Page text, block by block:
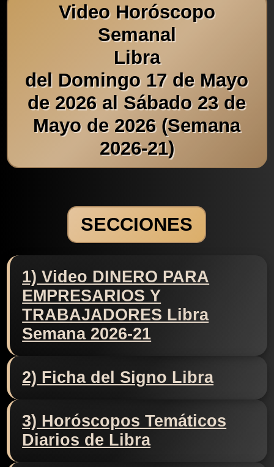
Video Horóscopo
Semanal
Libra
del Domingo 17 de Mayo
de 2026 al Sábado 23 de
Mayo de 2026 (Semana
2026-21)
SECCIONES
1) Video DINERO PARA
EMPRESARIOS Y
TRABAJADORES Libra
Semana 2026-21
2) Ficha del Signo Libra
3) Horóscopos Temáticos
Diarios de Libra